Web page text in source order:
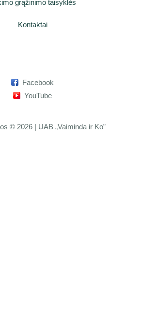
grąžinimo taisyklės
Kontaktai
Facebook
YouTube
© 2026 | UAB „Vaiminda ir Ko”